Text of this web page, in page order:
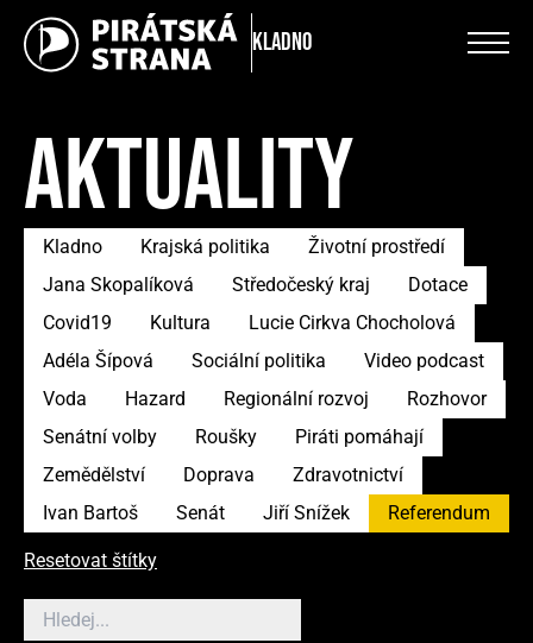
Kladno
AKTUALITY
Kladno Krajská politika
Životní prostředí
Jana Skopalíková
Středočeský kraj
Dotace
Covid19
Kultura
Lucie Cirkva Chocholová
Adéla Šípová
Sociální politika
Video podcast
Voda
Hazard Regionální rozvoj
Rozhovor
Senátní volby
Roušky
Piráti pomáhají
Zemědělství
Doprava
Zdravotnictví
Ivan Bartoš
Senát Jiří Snížek Referendum
Resetovat štítky